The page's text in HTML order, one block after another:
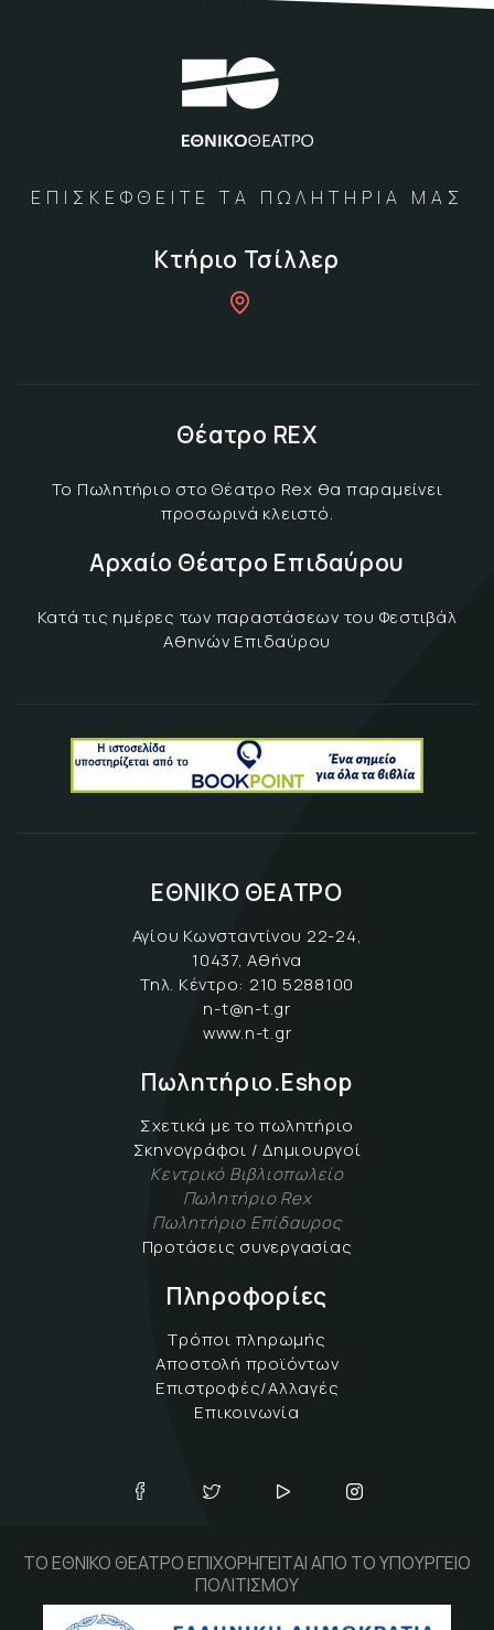
ΕΠΙΣΚΕΦΘΕΙΤΕ ΤΑ ΠΩΛΗΤΗΡΙΑ ΜΑΣ
Κτήριο Τσίλλερ
Θέατρο REX
Το Πωλητήριο στο Θέατρο Rex θα παραμείνει
προσωρινά κλειστό.
Αρχαίο Θέατρο Επιδαύρου
Κατά τις ημέρες των παραστάσεων του Φεστιβάλ
Αθηνών Επιδαύρου
ΕΘΝΙΚΟ ΘΕΑΤΡΟ
Αγίου Κωνσταντίνου 22-24,
10437, Αθήνα
Τηλ. Κέντρο: 210 5288100
n-t@n-t.gr
www.n-t.gr
Πωλητήριο.Eshop
Σχετικά με το πωλητήριο
Σκηνογράφοι / Δημιουργοί
Κεντρικό Βιβλιοπωλείο
Πωλητήριο Rex
Πωλητήριο Επίδαυρος
Προτάσεις συνεργασίας
Πληροφορίες
Τρόποι πληρωμής
Αποστολή προϊόντων
Επιστροφές/Αλλαγές
Επικοινωνία
ΤΟ ΕΘΝΙΚΟ ΘΕΑΤΡΟ ΕΠΙΧΟΡΗΓΕΙΤΑΙ ΑΠΟ ΤΟ ΥΠΟΥΡΓΕΙΟ
ΠΟΛΙΤΙΣΜΟΥ